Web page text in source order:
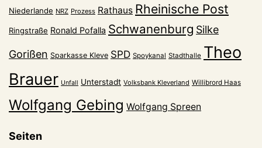
Niederlande NRZ Prozess Rathaus Rheinische Post
Ringstraße Ronald Pofalla Schwanenburg Silke
Gorißen Sparkasse Kleve SPD Spoykanal Stadthalle Theo
Brauer Unfall Unterstadt Volksbank Kleverland Willibrord Haas
Wolfgang Gebing Wolfgang Spreen
Seiten